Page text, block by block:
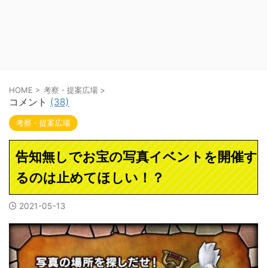
HOME > 考察・提案広場 >
コメント (38)
考察・提案広場
告知無しでお宝の写真イベントを開催す
るのは止めてほしい！？
2021-05-13